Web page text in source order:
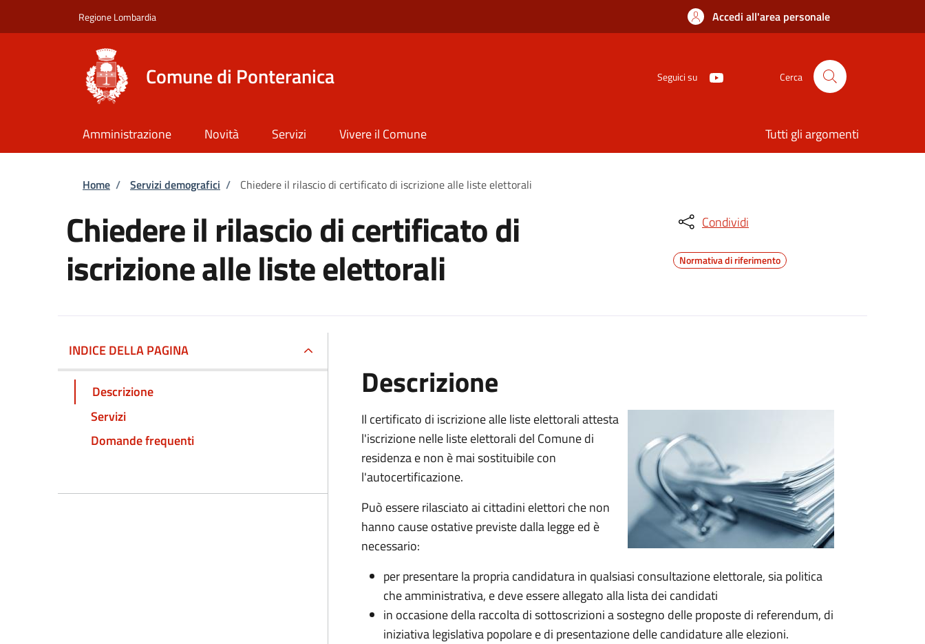
Regione Lombardia Accedi all'area personale
Comune di Ponteranica Seguici su Cerca
Amministrazione Novità Servizi Vivere il Comune Tutti gli argomenti
Briciole di pane
Home / Servizi demografici / Chiedere il rilascio di certificato di iscrizione alle liste elettorali
Chiedere il rilascio di certificato di
iscrizione alle liste elettorali
Condividi
Normativa di riferimento
INDICE DELLA PAGINA
Descrizione
Servizi
Domande frequenti
Descrizione
Il certificato di iscrizione alle liste elettorali attesta
l'iscrizione nelle liste elettorali del Comune di
residenza e non è mai sostituibile con
l'autocertificazione.
Può essere rilasciato ai cittadini elettori che non
hanno cause ostative previste dalla legge ed è
necessario:
per presentare la propria candidatura in qualsiasi consultazione elettorale, sia politica
che amministrativa, e deve essere allegato alla lista dei candidati
in occasione della raccolta di sottoscrizioni a sostegno delle proposte di referendum, di
iniziativa legislativa popolare e di presentazione delle candidature alle elezioni.